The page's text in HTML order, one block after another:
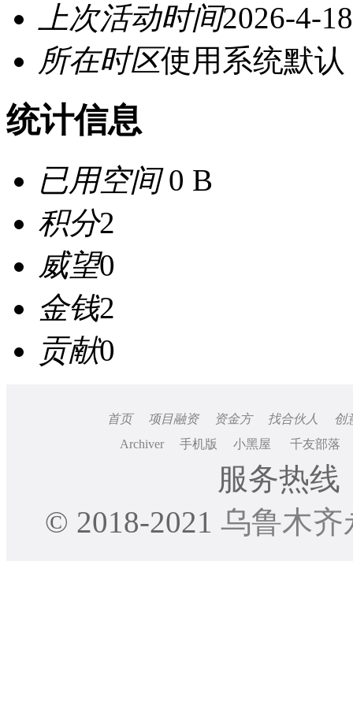
上次活动时间2026-4-
所在时区使用系统默认
统计信息
已用空间0 B
积分2
威望0
金钱2
贡献0
首页 项目融资 资金方 找合伙人
创
Archiver
手机版 小黑屋 千友部落
服务热线
© 2018-2021 乌鲁木齐